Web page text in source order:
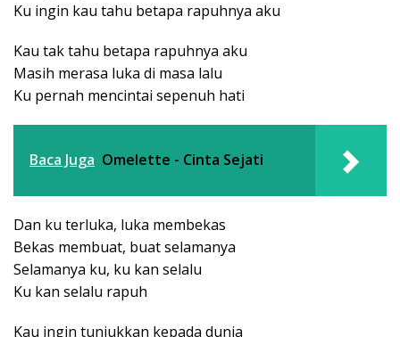
Ku ingin kau tahu betapa rapuhnya aku
Kau tak tahu betapa rapuhnya aku
Masih merasa luka di masa lalu
Ku pernah mencintai sepenuh hati
Baca Juga Omelette - Cinta Sejati
Dan ku terluka, luka membekas
Bekas membuat, buat selamanya
Selamanya ku, ku kan selalu
Ku kan selalu rapuh
Kau ingin tunjukkan kepada dunia